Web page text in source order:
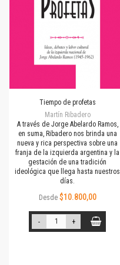
Tiempo de profetas
Martín Ribadero
A través de Jorge Abelardo Ramos,
en suma, Ribadero nos brinda una
nueva y rica perspectiva sobre una
franja de la izquierda argentina y la
gestación de una tradición
ideológica que llega hasta nuestros
días.
Desde $10.800,00
- +